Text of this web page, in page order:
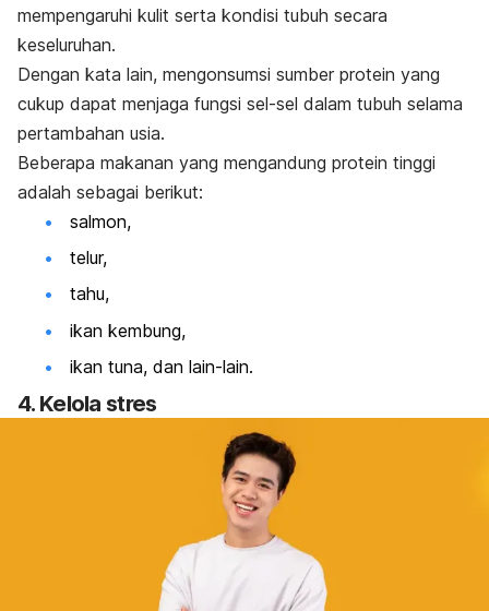
mempengaruhi kulit serta kondisi tubuh secara
keseluruhan.
Dengan kata lain, mengonsumsi sumber protein yang
cukup dapat menjaga fungsi sel-sel dalam tubuh selama
pertambahan usia.
Beberapa makanan yang mengandung protein tinggi
adalah sebagai berikut:
salmon,
telur,
tahu,
ikan kembung,
ikan tuna, dan lain-lain.
4. Kelola stres